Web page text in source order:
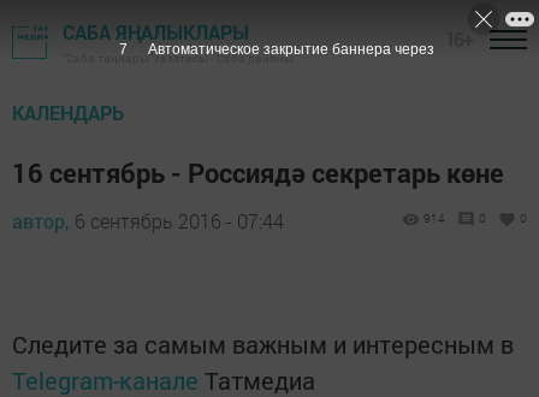
САБА ЯҢАЛЫКЛАРЫ
"Саба таңнары" газетасы - Саба районы
КАЛЕНДАРЬ
16 сентябрь - Россиядә секретарь көне
автор, 6 сентябрь 2016 - 07:44 914 0 0
Следите за самым важным и интересным в
Telegram-канале Татмедиа
6 Автоматическое закрытие баннера через